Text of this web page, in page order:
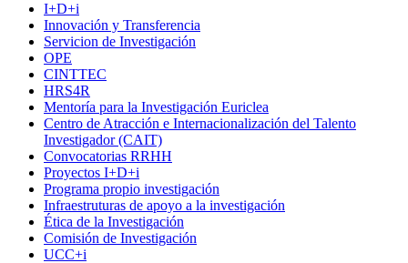
I+D+i
Innovación y Transferencia
Servicion de Investigación
OPE
CINTTEC
HRS4R
Mentoría para la Investigación Euriclea
Centro de Atracción e Internacionalización del Talento
Investigador (CAIT)
Convocatorias RRHH
Proyectos I+D+i
Programa propio investigación
Infraestruturas de apoyo a la investigación
Ética de la Investigación
Comisión de Investigación
UCC+i